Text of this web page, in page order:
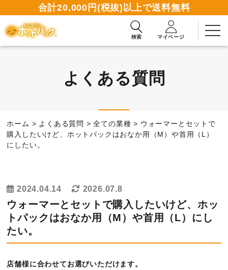
合計20,000円(税抜)以上で送料無料
検索 マイページ
資料請求ダウンロード
使い方ガイド
読みもの
よくある質問
ホーム > よくある質問 >全ての業種 > ウォーマーとセットで
購入したいけど、ホットパックはおなか用（M）や首用（L）
にしたい。
2024.04.14 2026.07.8
ウォーマーとセットで購入したいけど、ホッ
トパックはおなか用（M）や首用（L）にし
たい。
店舗様に合わせてお選びいただけます。